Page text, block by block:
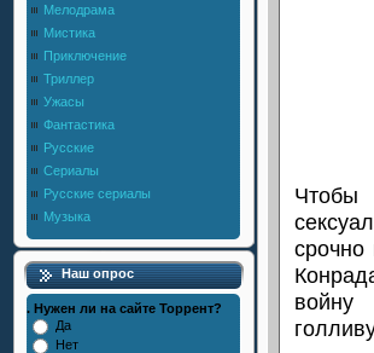
Мелодрама
Мистика
Приключение
Триллер
Ужасы
Фантастика
Русские
Сериалы
Русские сериалы
Музыка
Наш опрос
. Нужен ли на сайте Торрент?
Да
Нет
войну